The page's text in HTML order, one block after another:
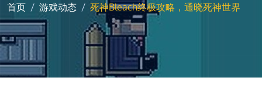
首页 游戏动态 死神Bleach终极攻略，通晓死神世界